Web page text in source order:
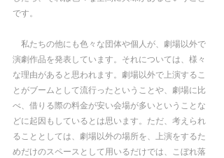
です。
私たちの他にも色々な団体や個人が、劇場以外で
演劇作品を発表しています。それについては、様々
な理由があると思われます。劇場以外で上演するこ
とがブームとして流行ったということや、劇場に比
べ、借りる際の料金が安い会場が多いということな
どに起因もしているとは思います。ただ、考えられ
ることとしては、劇場以外の場所を、上演をするた
めだけのスペースとして用いるだけでは、こぼれ落